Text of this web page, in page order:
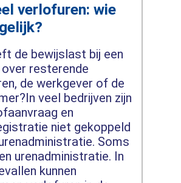
verlofuren: wie
de bewijslast bij een
resterende
de werkgever of de
veel bedrijven zijn
en
niet gekoppeld
Soms
urenadministratie. In
kunnen